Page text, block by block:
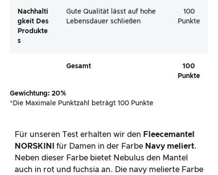
Nachhalti
Gkeit Des
Produkte
S
Gute Qualität lässt auf hohe
Lebensdauer schließen
100
Punkte
Gesamt
100
Punkte
Gewichtung: 20%
*Die Maximale Punktzahl beträgt 100 Punkte
Für unseren Test erhalten wir den Fleecemantel
NORSKINI für Damen in der Farbe Navy meliert.
Neben dieser Farbe bietet Nebulus den Mantel
auch in rot und fuchsia an. Die navy melierte Farbe